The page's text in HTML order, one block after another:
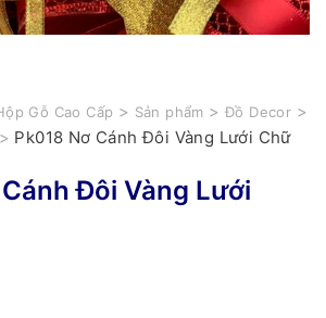
Gỗ Cao Cấp > Sản phẩm > Đồ Decor >
> Pk018 Nơ Cánh Đôi Vàng Lưới Chữ
Đôi Vàng Lưới